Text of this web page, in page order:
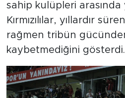
sahip kulüpleri arasında
Kırmızılılar, yıllardır
rağmen tribün
kaybetmediğini gösterdi.